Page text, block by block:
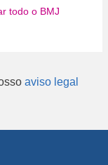
todo o BMJ
aviso legal